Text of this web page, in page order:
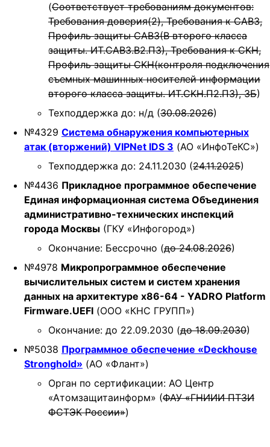
(Соответствует требованиям документов:
Требования доверия(2), Требования к САВЗ,
Профиль защиты САВЗ(В второго класса
защиты. ИТ.САВЗ.В2.ПЗ), Требования к СКН,
Профиль защиты СКН(контроля подключения
съемных машинных носителей информации
второго класса защиты. ИТ.СКН.П2.ПЗ), ЗБ)
Техподдержка до: н/д (30.08.2026)
№4329 Cистема обнаружения компьютерных
атак (вторжений) VIPNet IDS 3 (АО «ИнфоТеКС»)
Техподдержка до: 24.11.2030 (24.11.2025)
№4436 Прикладное программное обеспечение
Единая информационная система Объединения
административно-технических инспекций
города Москвы (ГКУ «Инфогород»)
Окончание: Бессрочно (до 24.08.2026)
№4978 Микропрограммное обеспечение
вычислительных систем и систем хранения
данных на архитектуре x86-64 - YADRO Platform
Firmware.UEFI (ООО «КНС ГРУПП»)
Окончание: до 22.09.2030 (до 18.09.2030)
№5038 Программное обеспечение «Deckhouse
Stronghold» (АО «Флант»)
Орган по сертификации: АО Центр
«Атомзащитаинформ» (ФАУ «ГНИИИ ПТЗИ
ФСТЭК России»)